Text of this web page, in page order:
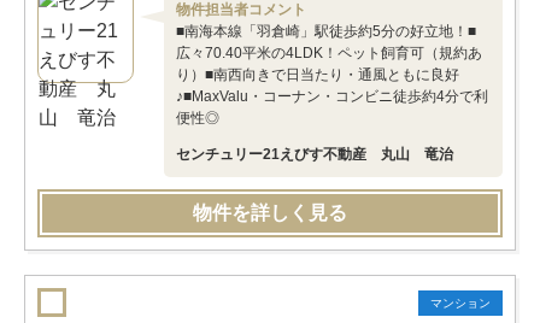
物件担当者コメント
■南海本線「羽倉崎」駅徒歩約5分の好立地！■
広々70.40平米の4LDK！ペット飼育可（規約あ
り）■南西向きで日当たり・通風ともに良好
♪■MaxValu・コーナン・コンビニ徒歩約4分で利
便性◎
センチュリー21えびす不動産 丸山 竜治
物件を詳しく見る
マンション